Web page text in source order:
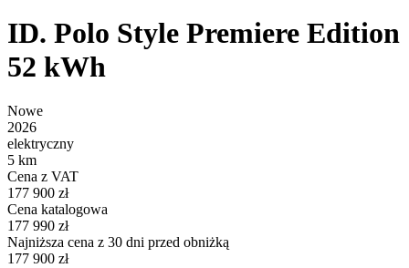
ID. Polo Style Premiere Edition
52 kWh
Nowe
2026
elektryczny
5 km
Cena z VAT
177 900 zł
Cena katalogowa
177 990 zł
Najniższa cena z 30 dni przed obniżką
177 900 zł